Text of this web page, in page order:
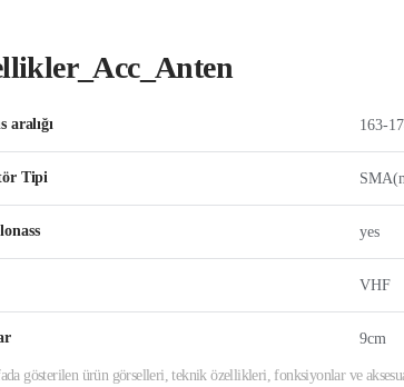
aralığı 163-
Tipi
yes
VHF
9cm
gösterilen ürün görselleri, teknik özellikleri, fonksiyonlar ve